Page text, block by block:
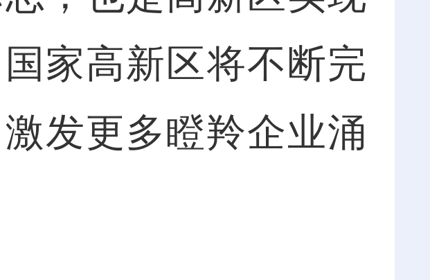
家高新区将不断完
发更多瞪羚企业涌